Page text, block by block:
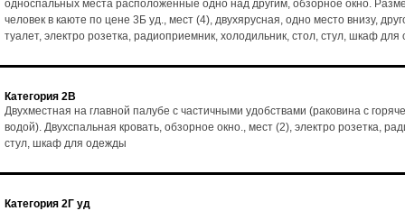
односпальных места расположенные одно над другим, обзорное окно.
человек в каюте по цене 3Б уд., мест (4), двухярусная, одно место внизу,
туалет, электро розетка, радиоприемник, холодильник, стол, стул, шкаф
Категория 2В
Двухместная на главной палубе с частичными удобствами (раковина с
водой). Двухспальная кровать, обзорное окно., мест (2), электро розетка,
стул, шкаф для одежды
Категория 2Г уд